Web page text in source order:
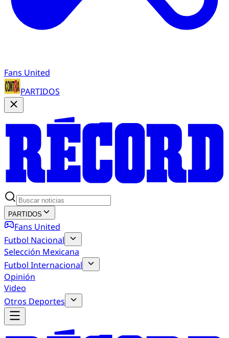
Fans United
PARTIDOS
PARTIDOS
Fans United
Futbol Nacional
Selección Mexicana
Futbol Internacional
Opinión
Video
Otros Deportes